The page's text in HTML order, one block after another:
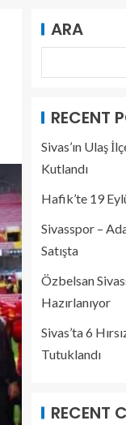
ARA
RECENT
Sivas’ın Ulaş
Kutlandı
Hafik’te 19
Sivasspor –
Satışta
Özbelsan
Hazırlanıyor
Sivas’ta 6
Tutuklandı
RECENT